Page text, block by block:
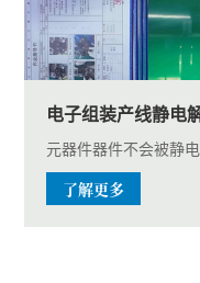
电子组装产线静电
元器件器件不会被静
了解更多